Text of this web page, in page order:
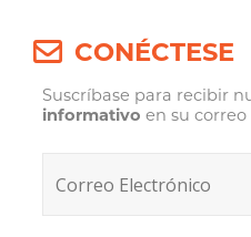
CONÉCTESE
Suscríbase para recibir
informativo en su